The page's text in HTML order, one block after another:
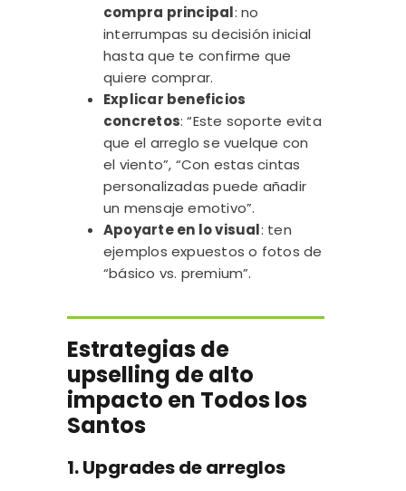
compra principal: no
interrumpas su decisión inicial
hasta que te confirme que
quiere comprar.
Explicar beneficios
concretos: “Este soporte evita
que el arreglo se vuelque con
el viento”, “Con estas cintas
personalizadas puede añadir
un mensaje emotivo”.
Apoyarte en lo visual: ten
ejemplos expuestos o fotos de
“básico vs. premium”.
Estrategias de
upselling de alto
impacto en Todos los
Santos
1. Upgrades de arreglos